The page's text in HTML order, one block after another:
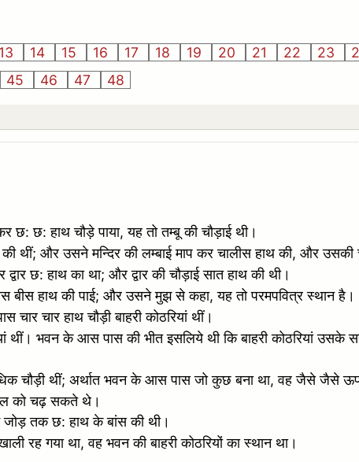
13 14 15 16 17 18 19 20 21 22 23
45 46 47 48
छ: हाथ चौड़े पाया, यह तो तम्बू की चौड़ाई थी।
थीं; और उसने मन्दिर की लम्बाई माप कर चालीस हाथ की, और उसकी
छ: हाथ का था; और द्वार की चौड़ाई सात हाथ की थी।
बीस हाथ की पाई; और उसने मुझ से कहा, यह तो परमपवित्र स्थान है।
चार हाथ चौड़ी बाहरी कोठरियां थीं।
थीं। भवन के आस पास की भीत इसलिये थी कि बाहरी कोठरियां उसके
चौड़ी थीं; अर्थात भवन के आस पास जो कुछ बना था, वह जैसे जैसे
को चढ़ सकते थे।
जोड़ तक छ: हाथ के बांस की थी।
रह गया था, वह भवन की बाहरी कोठरियों का स्थान था।